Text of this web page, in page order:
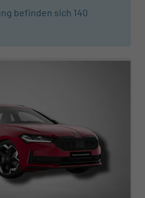
befinden sich 140